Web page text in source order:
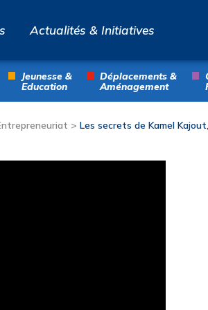
Actualités & Initiatives
Jeunesse &
Education
Déplacements &
Aménagement
>Les secrets de Kamel